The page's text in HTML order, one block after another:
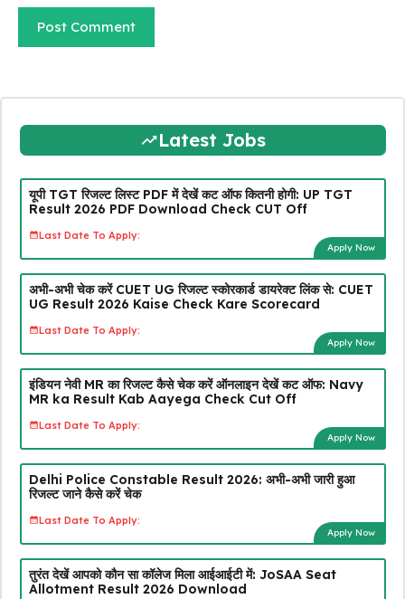
Latest Jobs
यूपी TGT रिजल्ट लिस्ट PDF में देखें कट ऑफ कितनी होगी: UP TGT
Result 2026 PDF Download Check CUT Off
Last Date To Apply:
Apply Now
अभी-अभी चेक करें CUET UG रिजल्ट स्कोरकार्ड डायरेक्ट लिंक से: CUET
UG Result 2026 Kaise Check Kare Scorecard
Last Date To Apply:
Apply Now
इंडियन नेवी MR का रिजल्ट कैसे चेक करें ऑनलाइन देखें कट ऑफ: Navy
MR ka Result Kab Aayega Check Cut Off
Last Date To Apply:
Apply Now
Delhi Police Constable Result 2026: अभी-अभी जारी हुआ
रिजल्ट जाने कैसे करें चेक
Last Date To Apply:
Apply Now
तुरंत देखें आपको कौन सा कॉलेज मिला आईआईटी में: JoSAA Seat
Allotment Result 2026 Download